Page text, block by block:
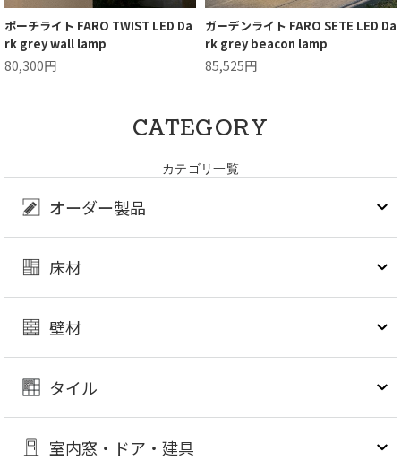
ポーチライト FARO TWIST LED Da
rk grey wall lamp
80,300円
ガーデンライト FARO SETE LED Da
rk grey beacon lamp
85,525円
CATEGORY
カテゴリ一覧
オーダー製品
床材
壁材
タイル
室内窓・ドア・建具